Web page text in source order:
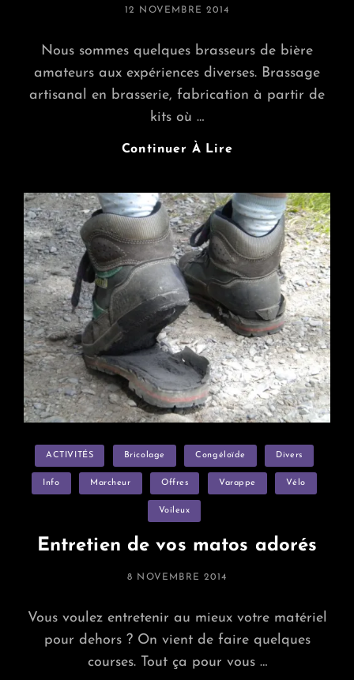
POSTED
12 NOVEMBRE 2014
Nous sommes quelques brasseurs de bière
amateurs aux expériences diverses. Brassage
artisanal en brasserie, fabrication à partir de
kits où …
Continuer À LireTuto,
À
Mousses
–
Épisode
1
Categories
ACTIVITÉS Bricolage Congéloïde Divers
Info Marcheur Offres Varappe Vélo
Voileux
Entretien de vos matos adorés
POSTED
8 NOVEMBRE 2014
Vous voulez entretenir au mieux votre matériel
pour dehors ? On vient de faire quelques
courses. Tout ça pour vous …